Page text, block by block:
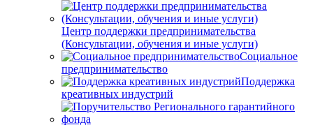
Центр поддержки предпринимательства
(Консультации, обучения и иные услуги)
Социальное
предпринимательство
Поддержка
креативных индустрий